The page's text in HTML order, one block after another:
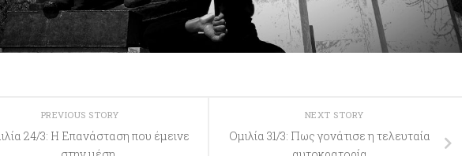
NEXT STORY
Ομιλία 31/3: Πως γονάτισε η τελευταία
PREVIOUS STORY
24/3: Η Επανάσταση που έμεινε